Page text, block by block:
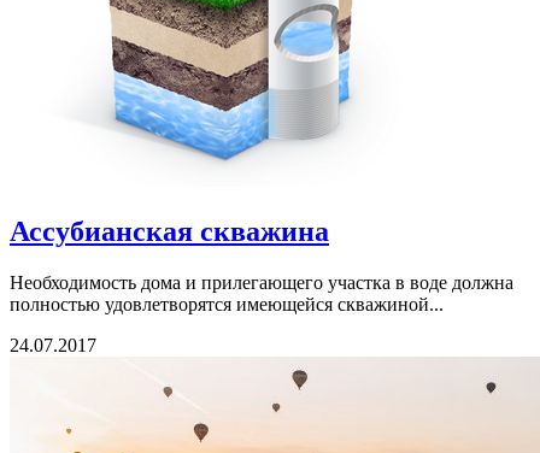
Ассубианская скважина
Необходимость дома и прилегающего участка в воде должна
полностью удовлетворятся имеющейся скважиной...
24.07.2017